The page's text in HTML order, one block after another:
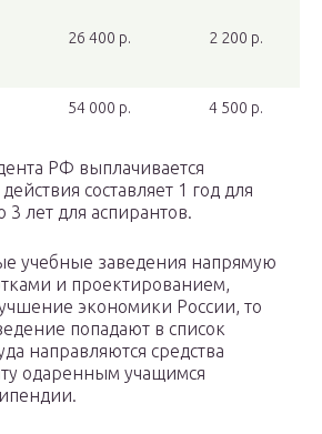
26 400 р. 2 200 р.
54 000 р. 4 500 р.
РФ выплачивается
составляет 1 год для
3 лет для аспирантов.
учебные заведения напрямую
и проектированием,
экономики России, то
попадают в список
направляются средства
одаренным учащимся